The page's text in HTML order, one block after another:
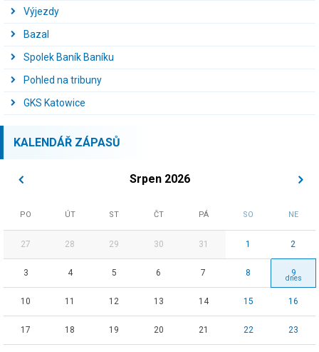
Výjezdy
Bazal
Spolek Baník Baníku
Pohled na tribuny
GKS Katowice
KALENDÁŘ ZÁPASŮ
Srpen 2026
PO ÚT ST ČT PÁ SO NE
27 28 29 30 31 1 2
3 4 5 6 7 8 9
10 11 12 13 14 15 16
17 18 19 20 21 22 23